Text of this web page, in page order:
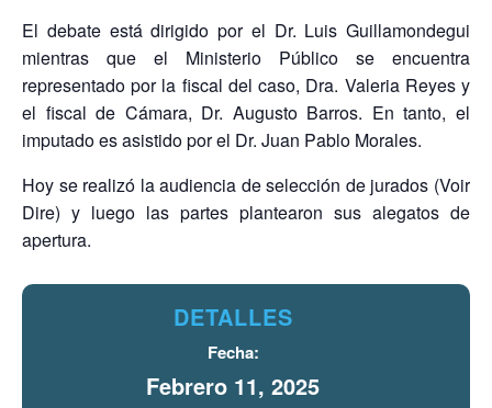
El debate está dirigido por el Dr. Luis Guillamondegui
mientras que el Ministerio Público se encuentra
representado por la fiscal del caso, Dra. Valeria Reyes y
el fiscal de Cámara, Dr. Augusto Barros. En tanto, el
imputado es asistido por el Dr. Juan Pablo Morales.
Hoy se realizó la audiencia de selección de jurados (Voir
Dire) y luego las partes plantearon sus alegatos de
apertura.
DETALLES
Fecha:
Febrero 11, 2025